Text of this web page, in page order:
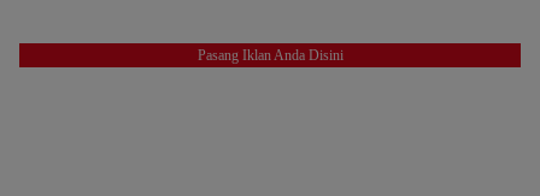
Pasang Iklan Anda Disini